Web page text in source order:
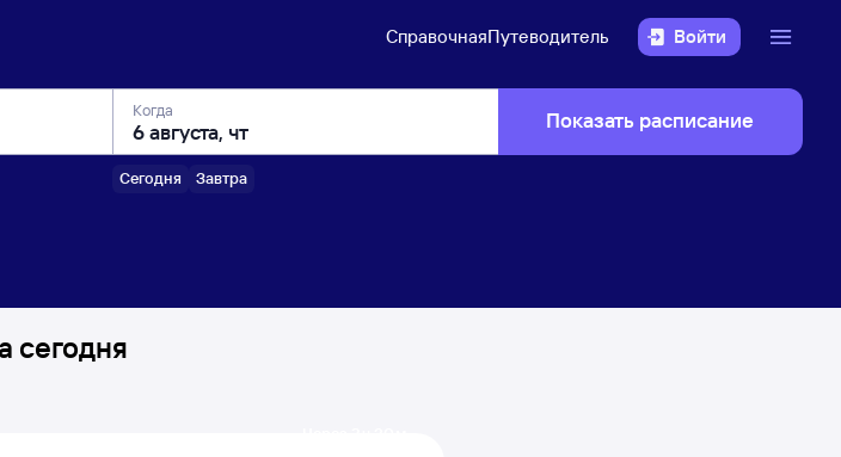
СправочнаяПутеводитель Войти
Когда
Сегодня Завтра
Показать расписание
сегодня